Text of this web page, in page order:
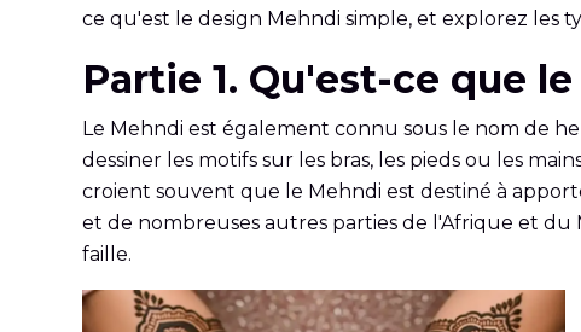
ce qu'est le design Mehndi simple, et explorez les
Partie 1. Qu'est-ce que
Le Mehndi est également connu sous le nom de
dessiner les motifs sur les bras, les pieds ou les
croient souvent que le Mehndi est destiné à
et de nombreuses autres parties de l'Afrique et
faille.